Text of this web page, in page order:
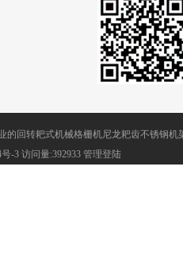
的回转耙式机械格栅机尼龙耙齿不锈钢
号-3 访问量:392933 管理登陆